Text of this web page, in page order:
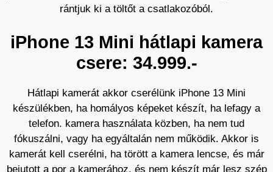
rántjuk ki a töltőt a csatlakozóból.
iPhone 13 Mini hátlapi kamera
csere: 34.999.-
Hátlapi kamerát akkor cserélünk iPhone 13 Mini
készülékben, ha homályos képeket készít, ha lefagy a
telefon. kamera használata közben, ha nem tud
fókuszálni, vagy ha egyáltalán nem működik. Akkor is
kamerát kell cserélni, ha törött a kamera lencse, és már
bejutott a por a kamerához, és nem készít már lesz szép